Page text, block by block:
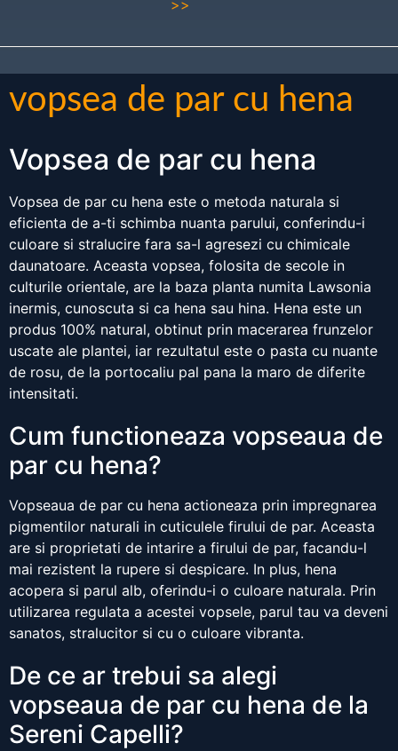
>>
vopsea de par cu hena
Vopsea de par cu hena
Vopsea de par cu hena este o metoda naturala si
eficienta de a-ti schimba nuanta parului, conferindu-i
culoare si stralucire fara sa-l agresezi cu chimicale
daunatoare. Aceasta vopsea, folosita de secole in
culturile orientale, are la baza planta numita Lawsonia
inermis, cunoscuta si ca hena sau hina. Hena este un
produs 100% natural, obtinut prin macerarea frunzelor
uscate ale plantei, iar rezultatul este o pasta cu nuante
de rosu, de la portocaliu pal pana la maro de diferite
intensitati.
Cum functioneaza vopseaua de
par cu hena?
Vopseaua de par cu hena actioneaza prin impregnarea
pigmentilor naturali in cuticulele firului de par. Aceasta
are si proprietati de intarire a firului de par, facandu-l
mai rezistent la rupere si despicare. In plus, hena
acopera si parul alb, oferindu-i o culoare naturala. Prin
utilizarea regulata a acestei vopsele, parul tau va deveni
sanatos, stralucitor si cu o culoare vibranta.
De ce ar trebui sa alegi
vopseaua de par cu hena de la
Sereni Capelli?